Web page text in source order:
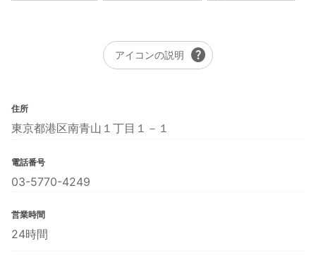
アイコンの説明 help
住所
東京都港区南青山１丁目１－１
電話番号
03-5770-4249
営業時間
24時間